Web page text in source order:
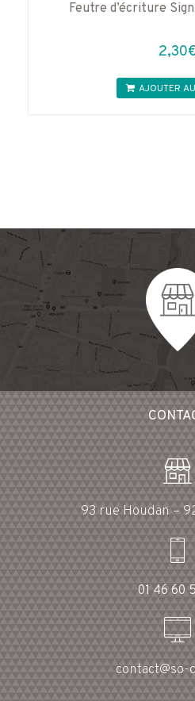
Feutre d’écriture
2,30€
AJOUTER
93 rue Houdan –
01 46 60